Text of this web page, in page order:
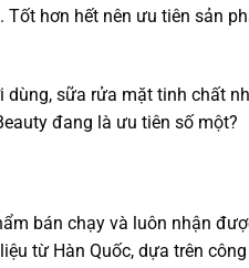
hơn hết nên ưu tiên sản
sữa rửa mặt tinh chất
đang là ưu tiên số một?
bán chạy và luôn nhận
từ Hàn Quốc, dựa trên